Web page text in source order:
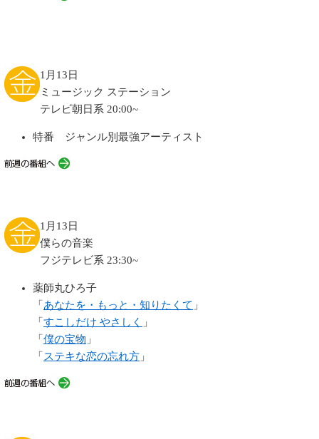
1月13日
ミュージック ステーション
テレビ朝日系 20:00~
特番 ジャンル別最強アーティスト
1月13日
僕らの音楽
フジテレビ系 23:30~
薬師丸ひろ子
「 あなたを・もっと・知りたくて 」
「 すこしだけ やさしく
」
「 僕の宝物 」
「 ステキな恋の忘れ方 」